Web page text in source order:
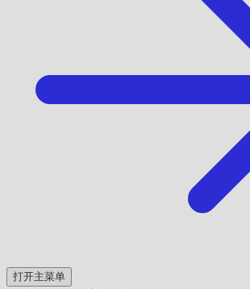
打开主菜单